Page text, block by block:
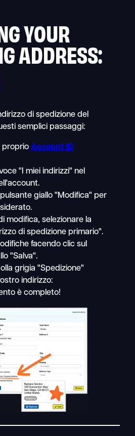
YOUR
ADDRESS:
di spedizione del
semplici passaggi:
proprio Account ID
"I miei indirizzi" nel
giallo "Modifica" per
modifica, selezionare la
di spedizione primario".
facendo clic sul
"Salva".
grigia "Spedizione"
indirizzo:
è completo!